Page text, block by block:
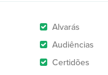
Alvarás
Audiências
Certidões